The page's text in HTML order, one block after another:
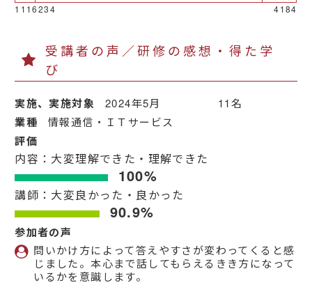
4184
1116234
受講者の声／研修の感想・得た学
び
実施、実施対象 2024年5月 11名
業種 情報通信・ＩＴサービス
評価
内容：大変理解できた・理解できた
100%
講師：大変良かった・良かった
90.9%
参加者の声
問いかけ方によって答えやすさが変わってくると感
じました。本心まで話してもらえるきき方になって
いるかを意識します。